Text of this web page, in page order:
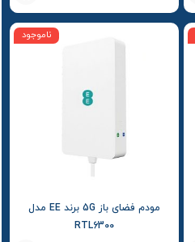
ناموجود
مودم فضای باز 5G برند EE مدل
RTL6300